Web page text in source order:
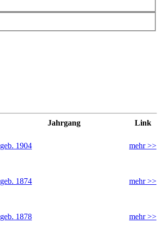
Jahrgang Link
geb. 1904 mehr >>
geb. 1874 mehr >>
geb. 1878 mehr >>